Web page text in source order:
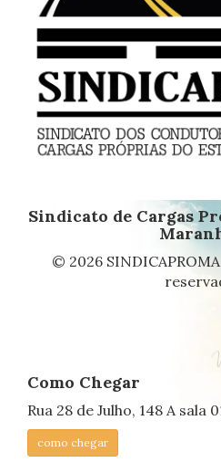
Sindicato de Cargas
© 2026
Como Chegar
Rua 28 de Julho, 148 A
como chegar